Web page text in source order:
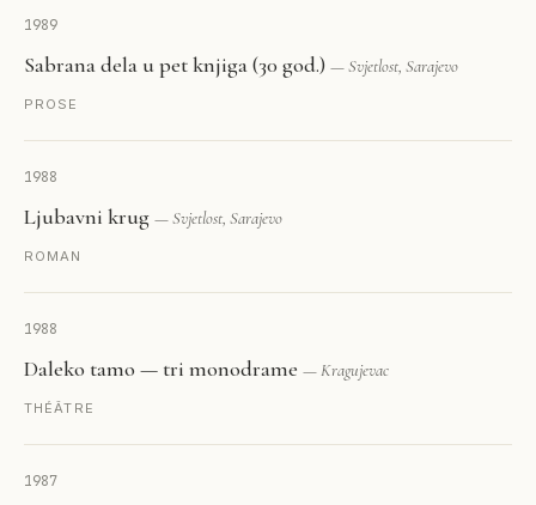
1989
Sabrana dela u pet knjiga (30 god.) — Svjetlost, Sarajevo
PROSE
1988
Ljubavni krug — Svjetlost, Sarajevo
ROMAN
1988
Daleko tamo — tri monodrame — Kragujevac
THÉÂTRE
1987